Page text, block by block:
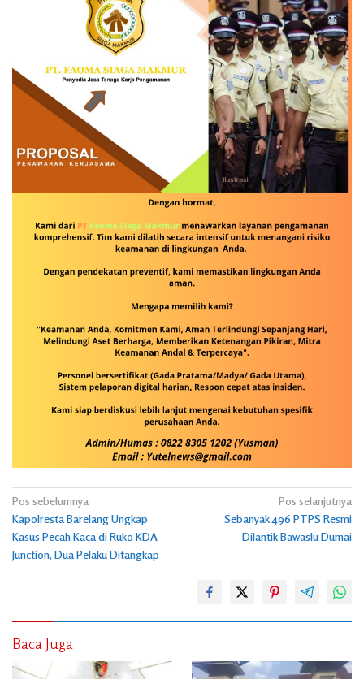
Navigasi
pos
Pos sebelumnya
Kapolresta Barelang Ungkap
Kasus Pecah Kaca di Ruko KDA
Junction, Dua Pelaku Ditangkap
Pos selanjutnya
Sebanyak 496 PTPS Resmi
Dilantik Bawaslu Dumai
Baca Juga